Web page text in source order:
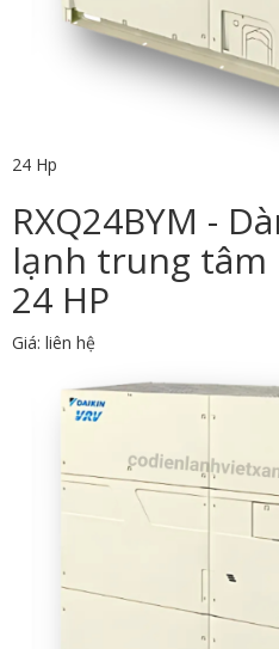
24 Hp
RXQ24BYM -
lạnh trung tâm
24 HP
Giá: liên hệ